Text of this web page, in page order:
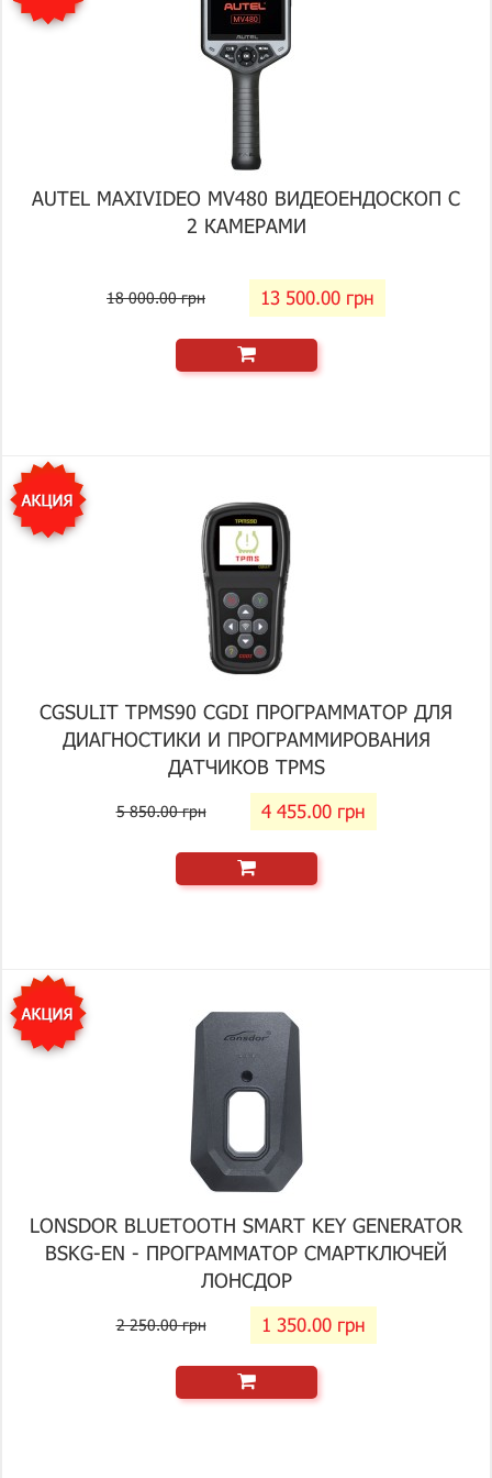
AUTEL MAXIVIDEO MV480 ВИДЕОЕНДОСКОП С
2 КАМЕРАМИ
18 000.00 грн 13 500.00 грн
CGSULIT TPMS90 CGDI ПРОГРАММАТОР ДЛЯ
ДИАГНОСТИКИ И ПРОГРАММИРОВАНИЯ
ДАТЧИКОВ TPMS
5 850.00 грн 4 455.00 грн
LONSDOR BLUETOOTH SMART KEY GENERATOR
BSKG-EN - ПРОГРАММАТОР СМАРТКЛЮЧЕЙ
ЛОНСДОР
2 250.00 грн 1 350.00 грн